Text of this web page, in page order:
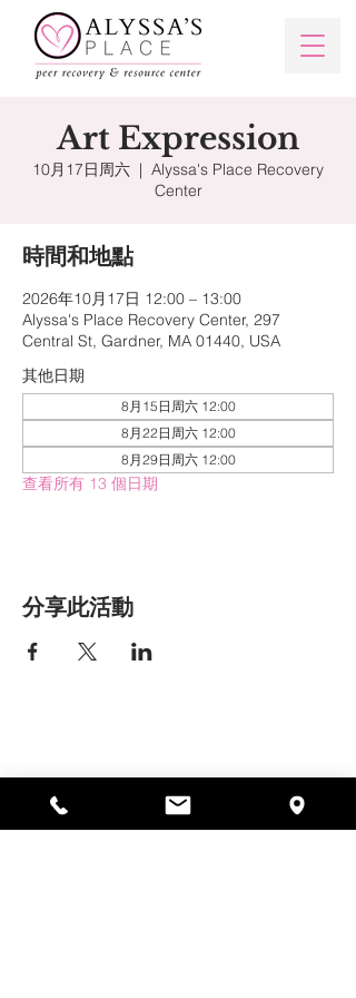
Art Expression
10月17日周六
  |
Alyssa's Place Recovery
Center
時間和地點
2026年10月17日 12:00 – 13:00
Alyssa's Place Recovery Center, 297
Central St, Gardner, MA 01440, USA
其他日期
8月15日周六 12:00
8月22日周六 12:00
8月29日周六 12:00
查看所有 13 個日期
分享此活動
297 中央街，加德纳，马萨诸塞州
01440
978-364-0920